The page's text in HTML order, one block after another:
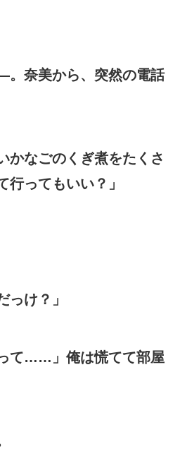
奈美から、突然の電話
かなごのくぎ煮をたくさ
行ってもいい？」
っけ？」
て……」俺は慌てて部屋